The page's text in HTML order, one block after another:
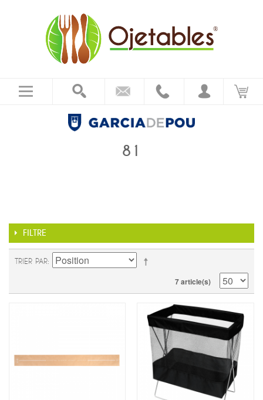
81
FILTRE
TRIER PAR
7 article(s)